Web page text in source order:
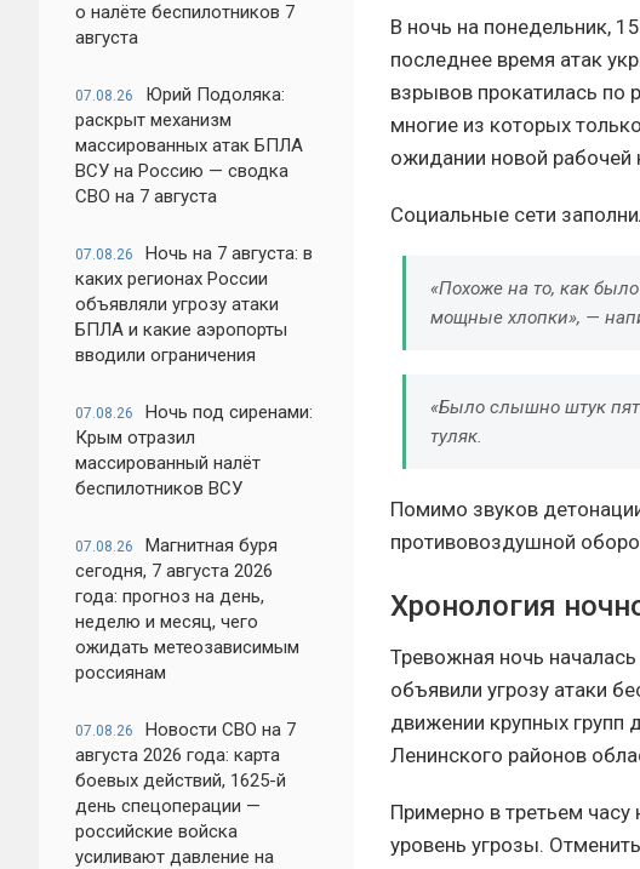
о налёте беспилотников 7
августа
07.08.26
Юрий Подоляка:
раскрыт механизм
массированных атак БПЛА
ВСУ на Россию — сводка
СВО на 7 августа
07.08.26
Ночь на 7 августа: в
каких регионах России
объявляли угрозу атаки
БПЛА и какие аэропорты
вводили ограничения
07.08.26
Ночь под сиренами:
Крым отразил
массированный налёт
беспилотников ВСУ
07.08.26
Магнитная буря
сегодня, 7 августа 2026
года: прогноз на день,
неделю и месяц, чего
ожидать метеозависимым
россиянам
07.08.26
Новости СВО на 7
августа 2026 года: карта
боевых действий, 1625-й
день спецоперации —
российские войска
усиливают давление на
В ночь на понедельник,
последнее время атак
взрывов прокатилась по
многие из которых
ожидании новой рабочей
Социальные сети
«Похоже на то, как
мощные хлопки», —
«Было слышно штук
туляк.
Помимо звуков
противовоздушной
Хронология
Тревожная ночь
объявили угрозу атаки
движении крупных групп
Ленинского районов
Примерно в третьем
уровень угрозы.